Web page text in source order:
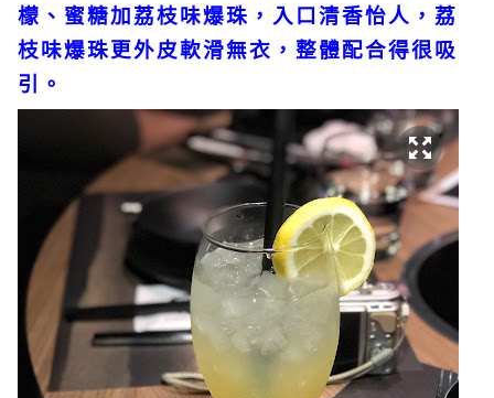
檬、蜜糖加荔枝味爆珠，入口清香怡人，荔
枝味爆珠更外皮軟滑無衣，整體配合得很吸
引。